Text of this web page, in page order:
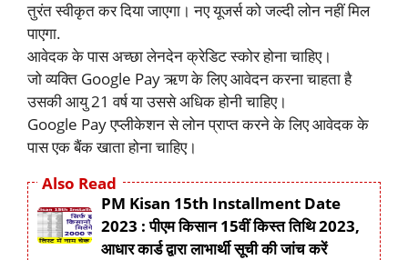
तुरंत स्वीकृत कर दिया जाएगा। नए यूजर्स को जल्दी लोन नहीं मिल
पाएगा.
आवेदक के पास अच्छा लेनदेन क्रेडिट स्कोर होना चाहिए।
जो व्यक्ति Google Pay ऋण के लिए आवेदन करना चाहता है
उसकी आयु 21 वर्ष या उससे अधिक होनी चाहिए।
Google Pay एप्लीकेशन से लोन प्राप्त करने के लिए आवेदक के
पास एक बैंक खाता होना चाहिए।
Also Read
PM Kisan 15th Installment Date
2023 : पीएम किसान 15वीं किस्त तिथि 2023,
आधार कार्ड द्वारा लाभार्थी सूची की जांच करें